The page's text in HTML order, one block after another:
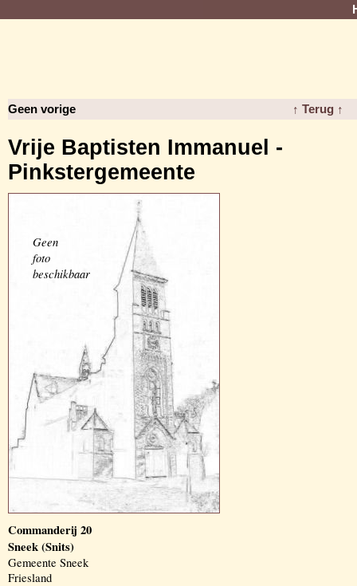
Geen vorige ↑ Terug ↑
Vrije Baptisten Immanuel -
Pinkstergemeente
Geen
foto
beschikbaar
Commanderij 20
Sneek (Snits)
Gemeente Sneek
Friesland